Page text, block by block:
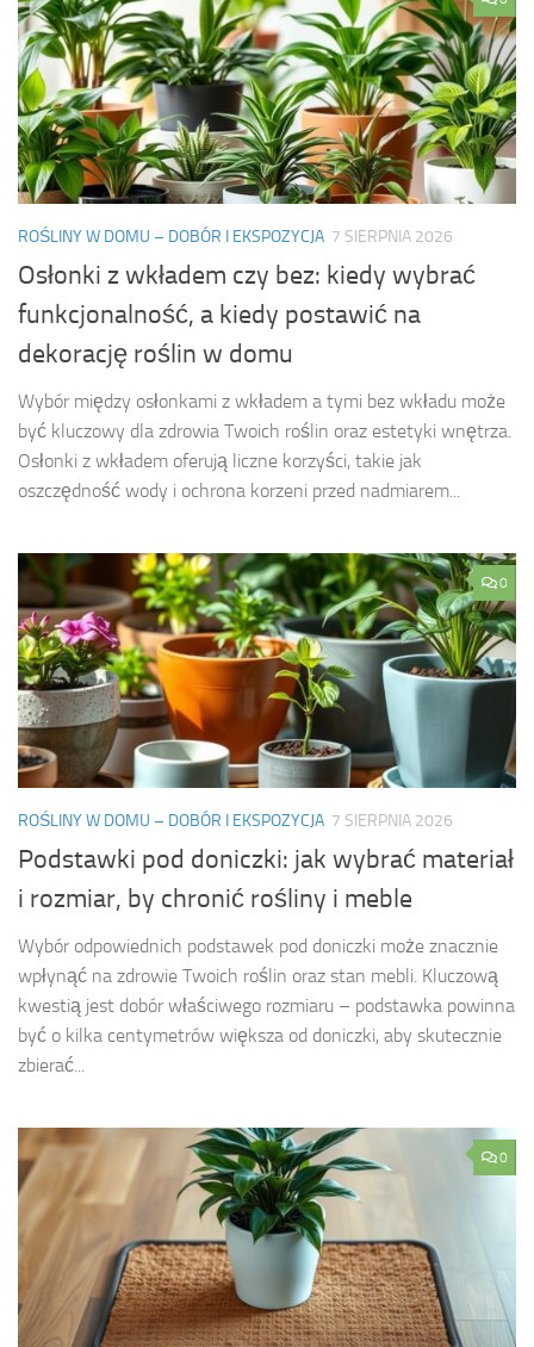
ROŚLINY W DOMU – DOBÓR I EKSPOZYCJA 7 SIERPNIA 2026
Osłonki z wkładem czy bez: kiedy wybrać
funkcjonalność, a kiedy postawić na
dekorację roślin w domu
Wybór między osłonkami z wkładem a tymi bez wkładu może
być kluczowy dla zdrowia Twoich roślin oraz estetyki wnętrza.
Osłonki z wkładem oferują liczne korzyści, takie jak
oszczędność wody i ochrona korzeni przed nadmiarem...
0
ROŚLINY W DOMU – DOBÓR I EKSPOZYCJA 7 SIERPNIA 2026
Podstawki pod doniczki: jak wybrać materiał
i rozmiar, by chronić rośliny i meble
Wybór odpowiednich podstawek pod doniczki może znacznie
wpłynąć na zdrowie Twoich roślin oraz stan mebli. Kluczową
kwestią jest dobór właściwego rozmiaru – podstawka powinna
być o kilka centymetrów większa od doniczki, aby skutecznie
zbierać...
0